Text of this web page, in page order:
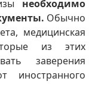
необходимо
Обычно
медицинская
из этих
заверения
иностранного